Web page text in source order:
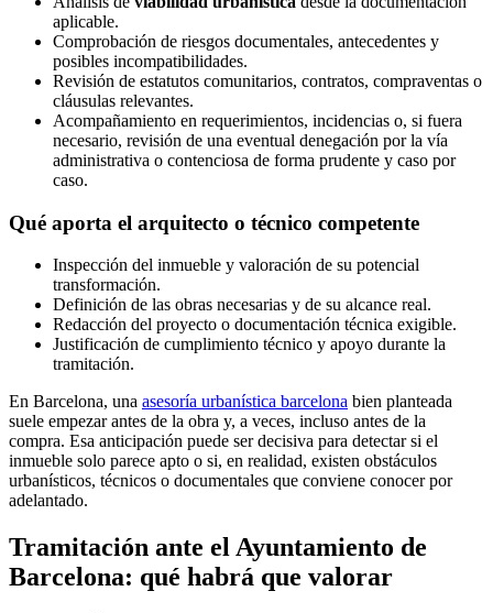
aplicable.
Comprobación de riesgos documentales, antecedentes y
posibles incompatibilidades.
Revisión de estatutos comunitarios, contratos, compraventas o
cláusulas relevantes.
Acompañamiento en requerimientos, incidencias o, si fuera
necesario, revisión de una eventual denegación por la vía
administrativa o contenciosa de forma prudente y caso por
caso.
Qué aporta el arquitecto o técnico competente
Inspección del inmueble y valoración de su potencial
transformación.
Definición de las obras necesarias y de su alcance real.
Redacción del proyecto o documentación técnica exigible.
Justificación de cumplimiento técnico y apoyo durante la
tramitación.
En Barcelona, una asesoría urbanística barcelona bien planteada
suele empezar antes de la obra y, a veces, incluso antes de la
compra. Esa anticipación puede ser decisiva para detectar si el
inmueble solo parece apto o si, en realidad, existen obstáculos
urbanísticos, técnicos o documentales que conviene conocer por
adelantado.
Tramitación ante el Ayuntamiento de
Barcelona: qué habrá que valorar